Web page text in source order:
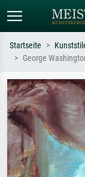
Suchen Sie nach
oder Stilen –
Sternennacht,
Hokusai,
Startseite
George